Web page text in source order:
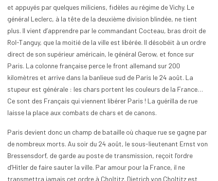
et appuyés par quelques miliciens, fidèles au régime de Vichy. Le
général Leclerc, à la tête de la deuxième division blindée, ne tient
plus. Il vient d’apprendre par le commandant Cocteau, bras droit de
Rol-Tanguy, que la moitié de la ville est libérée. Il désobéit à un ordre
direct de son supérieur américain, le général Gerow, et fonce sur
Paris. La colonne française perce le front allemand sur 200
kilomètres et arrive dans la banlieue sud de Paris le 24 août. La
stupeur est générale : les chars portent les couleurs de la France…
Ce sont des Français qui viennent libérer Paris ! La guérilla de rue
laisse la place aux combats de chars et de canons.
Paris devient donc un champ de bataille où chaque rue se gagne par
de nombreux morts. Au soir du 24 août, le sous-lieutenant Ernst von
Bressensdorf, de garde au poste de transmission, reçoit l’ordre
d’Hitler de faire sauter la ville. Par amour pour la France, il ne
transmettra jamais cet ordre à Choltitz. Dietrich von Choltitz est